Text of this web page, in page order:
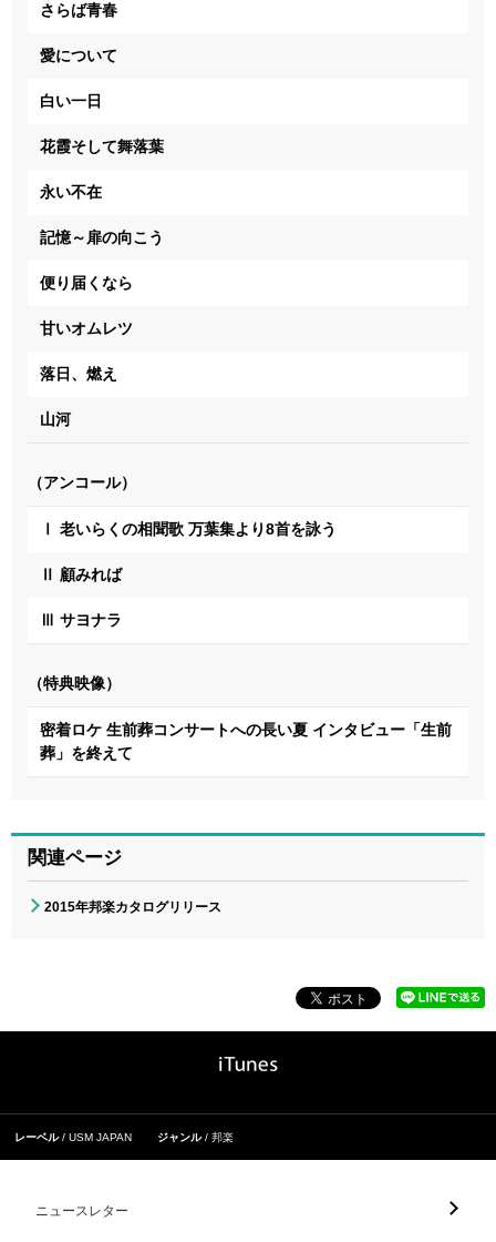
さらば青春
愛について
白い一日
花霞そして舞落葉
永い不在
記憶～扉の向こう
便り届くなら
甘いオムレツ
落日、燃え
山河
（アンコール）
Ⅰ 老いらくの相聞歌 万葉集より8首を詠う
Ⅱ 顧みれば
Ⅲ サヨナラ
（特典映像）
密着ロケ 生前葬コンサートへの長い夏 インタビュー「生前
葬」を終えて
関連ページ
2015年邦楽カタログリリース
レーベル USM JAPAN ジャンル 邦楽
ニュースレター